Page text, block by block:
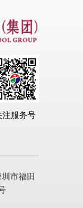
注服务号
市福田